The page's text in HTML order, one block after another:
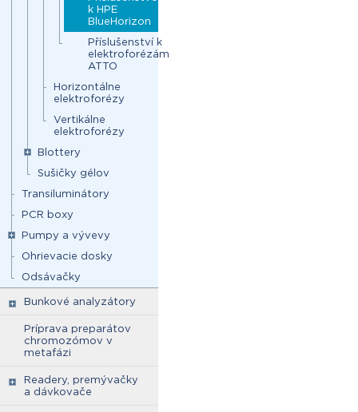
k HPE
BlueHorizon
Příslušenství k
elektroforézám
ATTO
Horizontálne
elektroforézy
Vertikálne
elektroforézy
Blottery
Sušičky gélov
Transiluminátory
PCR boxy
Pumpy a vývevy
Ohrievacie dosky
Odsávačky
Bunkové analyzátory
Príprava preparátov
chromozómov v
metafázi
Readery, premývačky
a dávkovače